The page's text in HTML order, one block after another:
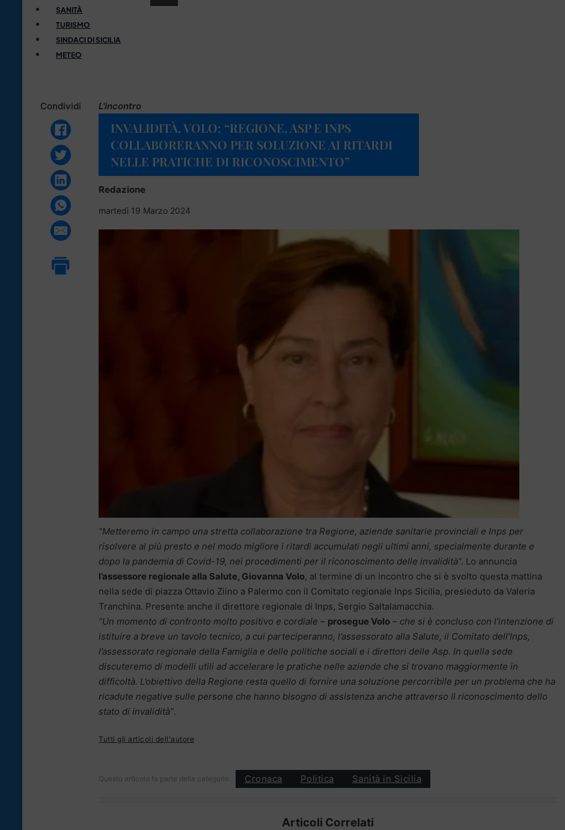
SANITÀ
TURISMO
SINDACI DI SICILIA
METEO
Condividi L'incontro
INVALIDITÀ, VOLO: “REGIONE, ASP E INPS
COLLABORERANNO PER SOLUZIONE AI RITARDI
NELLE PRATICHE DI RICONOSCIMENTO”
Redazione
martedì 19 Marzo 2024
“Metteremo in campo una stretta collaborazione tra Regione, aziende sanitarie provinciali e Inps per
risolvere al più presto e nel modo migliore i ritardi accumulati negli ultimi anni, specialmente durante e
dopo la pandemia di Covid-19, nei procedimenti per il riconoscimento delle invalidità”. Lo annuncia
l’assessore regionale alla Salute, Giovanna Volo, al termine di un incontro che si è svolto questa mattina
nella sede di piazza Ottavio Ziino a Palermo con il Comitato regionale Inps Sicilia, presieduto da Valeria
Tranchina. Presente anche il direttore regionale di Inps, Sergio Saltalamacchia.
“Un momento di confronto molto positivo e cordiale – prosegue Volo – che si è concluso con l’intenzione di
istituire a breve un tavolo tecnico, a cui parteciperanno, l’assessorato alla Salute, il Comitato dell’Inps,
l’assessorato regionale della Famiglia e delle politiche sociali e i direttori delle Asp. In quella sede
discuteremo di modelli utili ad accelerare le pratiche nelle aziende che si trovano maggiormente in
difficoltà. L’obiettivo della Regione resta quello di fornire una soluzione percorribile per un problema che ha
ricadute negative sulle persone che hanno bisogno di assistenza anche attraverso il riconoscimento dello
stato di invalidità”.
Tutti gli articoli dell'autore
Questo articolo fa parte delle categorie: Cronaca Politica Sanità in Sicilia
Articoli Correlati